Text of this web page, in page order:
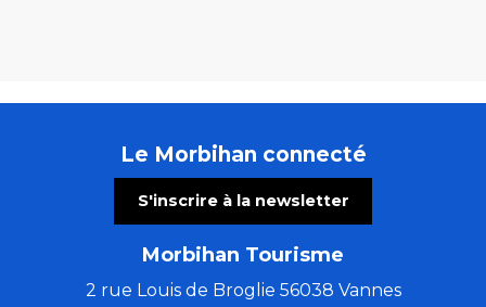
Le Morbihan connecté
S'inscrire à la newsletter
Morbihan Tourisme
2 rue Louis de Broglie 56038 Vannes